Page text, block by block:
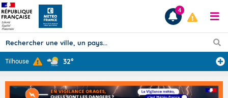
Prévisions
4
Tilhouse 32°